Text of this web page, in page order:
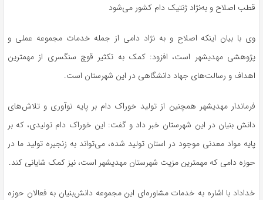
قطب اصلاح و به‌نژاد ژنتیک دام کشور می‌شود
وی با بیان اینکه اصلاح و به نژاد دامی از جمله خدمات مجموعه عملی و
پژوهشیمهدیشهر است، افزود: کمک به تکثیر قوچ سنگسری از مهمترین
اهداف و رسالت‌های جهاد دانشگاهی در این شهرستان است.
فرماندارمهدیشهر همچنین از تولید خوراک دام بر پایه نوآوری و تلاش‌های
دانش بنیان در این شهرستان خبر داد و گفت: این خوراک دام تولیدی، که بر
پایه مواد معدنی موجود در استان تولید شده، می‌تواند به زنجیره تولید ما در
حوزه دامی که مهمترین مزیت شهرستان مهدیشهر است، نیز کمک شایانی کند.
خداداد با اشاره به خدمات مشاوره‌ای این مجموعه دانش‌بنیان به فعالان حوزه